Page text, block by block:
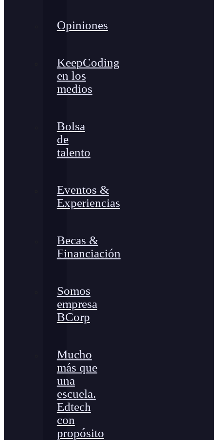
Opiniones
KeepCoding
en los
medios
Bolsa
de
talento
Eventos &
Experiencias
Becas &
Financiación
Somos
empresa
BCorp
Mucho
más que
una
escuela.
Edtech
con
propósito